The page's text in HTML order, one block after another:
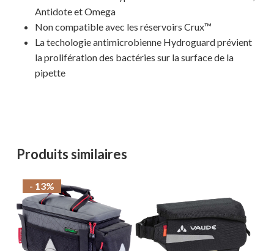
MAGASINER EN LIGNE
Antidote et Omega
Non compatible avec les réservoirs Crux™
La techologie antimicrobienne Hydroguard prévient
la prolifération des bactéries sur la surface de la
pipette
Produits similaires
- 13%